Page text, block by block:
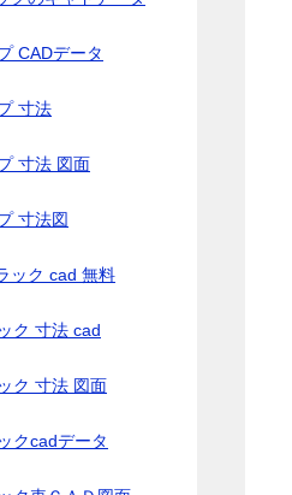
CADデータ
寸法
寸法 図面
寸法図
ック cad 無料
ク 寸法 cad
ク 寸法 図面
クcadデータ